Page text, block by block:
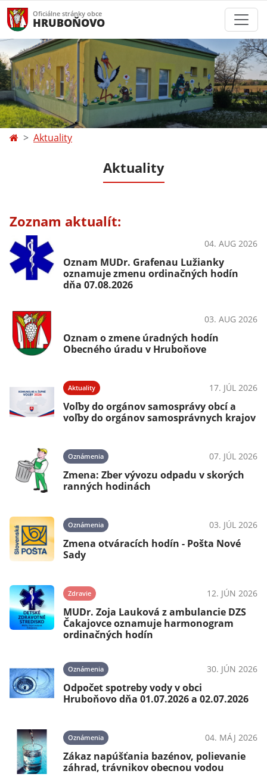
Oficiálne stránky obce
HRUBOŇOVO
Aktuality
Aktuality
Zoznam aktualít:
04. AUG 2026
Oznam MUDr. Grafenau Lužianky
oznamuje zmenu ordinačných hodín
dňa 07.08.2026
03. AUG 2026
Oznam o zmene úradných hodín
Obecného úradu v Hruboňove
Aktuality 17. JÚL 2026
Voľby do orgánov samosprávy obcí a
voľby do orgánov samosprávnych krajov
Oznámenia 07. JÚL 2026
Zmena: Zber vývozu odpadu v skorých
ranných hodinách
Oznámenia 03. JÚL 2026
Zmena otváracích hodín - Pošta Nové
Sady
Zdravie 12. JÚN 2026
MUDr. Zoja Lauková z ambulancie DZS
Čakajovce oznamuje harmonogram
ordinačných hodín
Oznámenia 30. JÚN 2026
Odpočet spotreby vody v obci
Hruboňovo dňa 01.07.2026 a 02.07.2026
Oznámenia 04. MÁJ 2026
Zákaz napúšťania bazénov, polievanie
záhrad, trávnikov obecnou vodou